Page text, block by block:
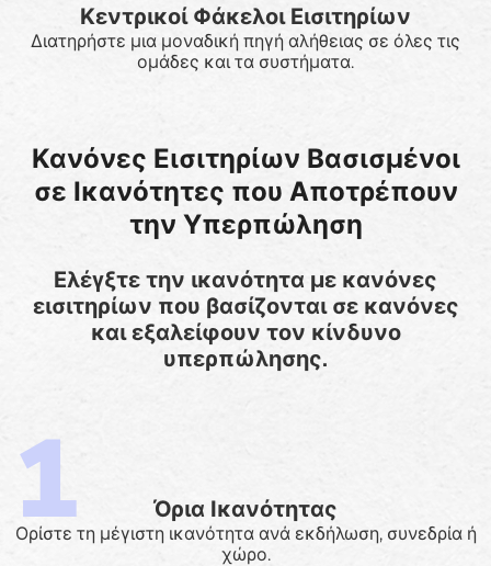
Κεντρικοί Φάκελοι Εισιτηρίων
Διατηρήστε μια μοναδική πηγή αλήθειας σε όλες τις
ομάδες και τα συστήματα.
Κανόνες Εισιτηρίων Βασισμένοι
σε Ικανότητες που Αποτρέπουν
την Υπερπώληση
Ελέγξτε την ικανότητα με κανόνες
εισιτηρίων που βασίζονται σε κανόνες
και εξαλείφουν τον κίνδυνο
υπερπώλησης.
Όρια Ικανότητας
Ορίστε τη μέγιστη ικανότητα ανά εκδήλωση, συνεδρία ή
χώρο.